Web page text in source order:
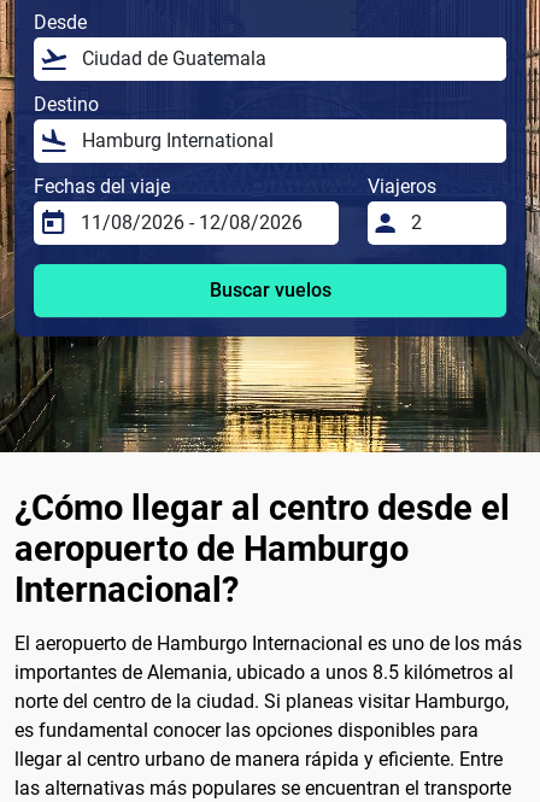
Desde
Destino
Fechas del viaje Viajeros
Buscar vuelos
¿Cómo llegar al centro desde el
aeropuerto de Hamburgo
Internacional?
El aeropuerto de Hamburgo Internacional es uno de los más
importantes de Alemania, ubicado a unos 8.5 kilómetros al
norte del centro de la ciudad. Si planeas visitar Hamburgo,
es fundamental conocer las opciones disponibles para
llegar al centro urbano de manera rápida y eficiente. Entre
las alternativas más populares se encuentran el transporte